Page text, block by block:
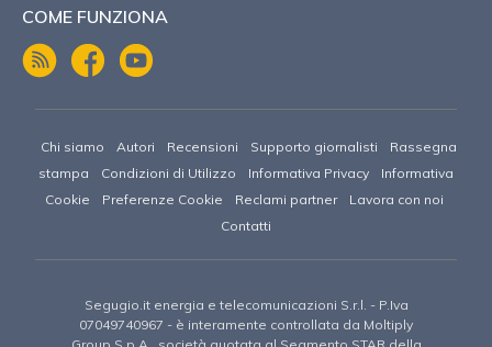
COME FUNZIONA
Chi siamo Autori Recensioni Supporto giornalisti
Rassegna
stampa
Condizioni di Utilizzo Informativa Privacy
Informativa
Cookie
Preferenze Cookie Reclami partner
Lavora con noi
Contatti
Segugio.it energia e telecomunicazioni S.r.l. - P.Iva
07049740967 - è interamente controllata da Moltiply